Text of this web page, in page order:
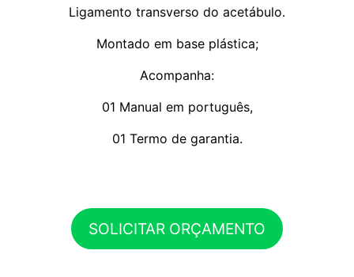
Ligamento transverso do acetábulo.
Montado em base plástica;
Acompanha:
01 Manual em português,
01 Termo de garantia.
SOLICITAR ORÇAMENTO